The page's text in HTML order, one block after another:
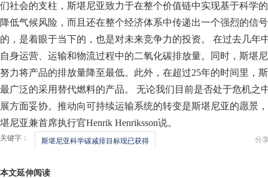
们社会的支柱，斯堪尼亚致力于在整个价值链中实现基于科学
降低气候风险，而且还在整个经济体系中传递出一个强烈的信
的，是着眼于当下的，也是对未来竞争力的投资。 在过去几年
自身运营、运输和物流过程中的二氧化碳排放量。同时，斯堪
努力将产品的排放量降至最低。此外，在超过25年的时间里，
最广泛的采用替代燃料的产品。 无论我们目前是否处于危机之
展方面妥协。推动向可持续运输系统的转变是斯堪尼亚的愿景
堪尼亚兼首席执行官Henrik Henriksson说。
分
关键字： 斯堪尼亚科学碳减排目标现已获得
本文延伸阅读